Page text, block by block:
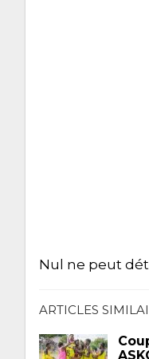
Nul ne peut
ARTICLES